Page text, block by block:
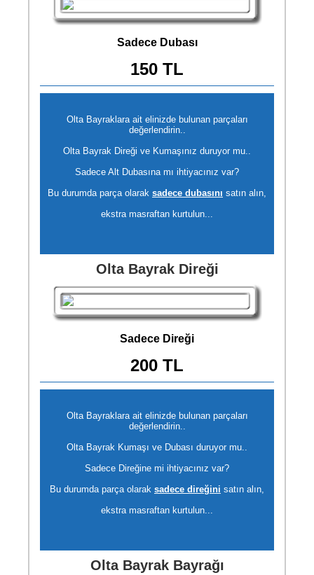
Sadece Dubası
150 TL
Olta Bayraklara ait elinizde bulunan parçaları
değerlendirin..
Olta Bayrak Direği ve Kumaşınız duruyor mu..
Sadece Alt Dubasına mı ihtiyacınız var?
Bu durumda parça olarak sadece dubasını satın alın,
ekstra masraftan kurtulun...
Olta Bayrak Direği
Sadece Direği
200 TL
Olta Bayraklara ait elinizde bulunan parçaları
değerlendirin..
Olta Bayrak Kumaşı ve Dubası duruyor mu..
Sadece Direğine mi ihtiyacınız var?
Bu durumda parça olarak sadece direğini satın alın,
ekstra masraftan kurtulun...
Olta Bayrak Bayrağı